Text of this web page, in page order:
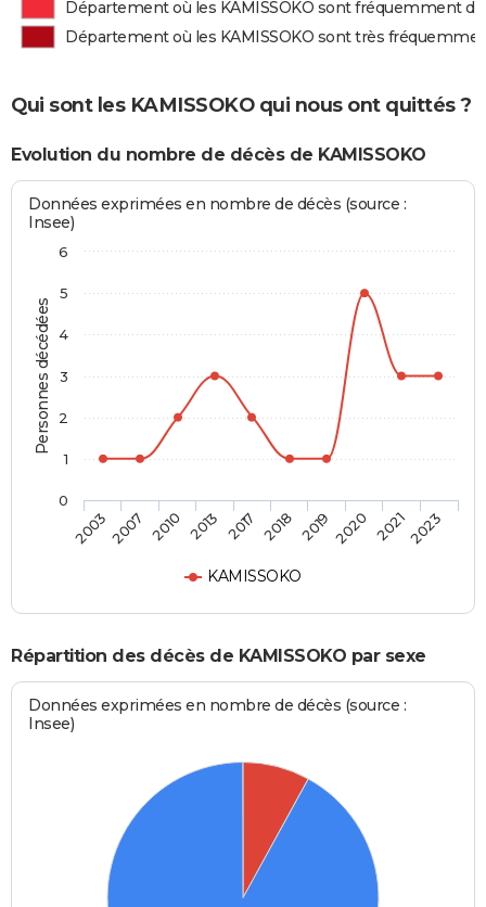
Département où les KAMISSOKO sont fréquemment
Département où les KAMISSOKO sont très
Qui sont les KAMISSOKO qui nous ont quittés ?
Evolution du nombre de décès de KAMISSOKO
Personnes décédées
Données exprimées en nombre de décès (source :
Insee)
KAMISSOKO
20032007 2010 2013 2017 2018 2019 2020 20212023
0
1
2
3
4
5
6
Répartition des décès de KAMISSOKO par sexe
Données exprimées en nombre de décès (source :
Insee)